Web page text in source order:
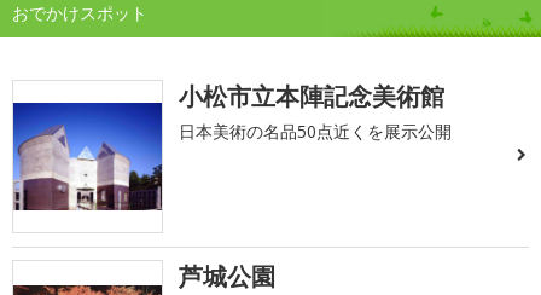
おでかけスポット
小松市立本陣記念美術館
日本美術の名品50点近くを展示公開
芦城公園